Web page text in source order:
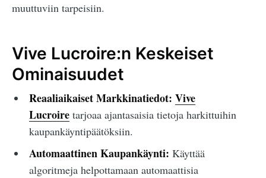
muuttuviin tarpeisiin.
Vive Lucroire:n Keskeiset
Ominaisuudet
Reaaliaikaiset Markkinatiedot: Vive
Lucroiretarjoaa ajantasaisia tietoja harkittuihin
kaupankäyntipäätöksiin.
Automaattinen Kaupankäynti: Käyttää
algoritmeja helpottamaan automaattisia